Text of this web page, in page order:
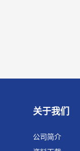
关于我们
公司简介